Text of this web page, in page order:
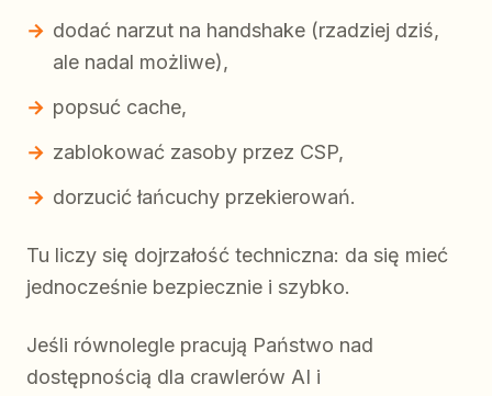
dodać narzut na handshake (rzadziej dziś,
ale nadal możliwe),
popsuć cache,
zablokować zasoby przez CSP,
dorzucić łańcuchy przekierowań.
Tu liczy się dojrzałość techniczna: da się mieć
jednocześnie bezpiecznie i szybko.
Jeśli równolegle pracują Państwo nad
dostępnością dla crawlerów AI i